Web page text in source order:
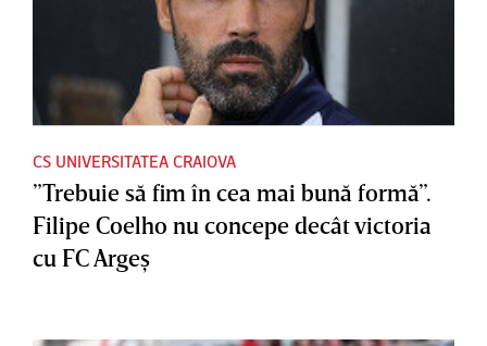
CS UNIVERSITATEA CRAIOVA
”Trebuie să fim în cea mai bună formă”.
Filipe Coelho nu concepe decât victoria
cu FC Argeş